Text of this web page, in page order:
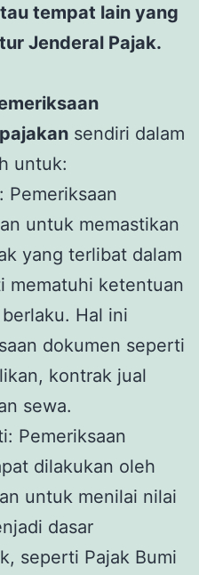
tempat lain yang
Jenderal Pajak.
sendiri dalam
untuk:
Pemeriksaan
untuk memastikan
yang terlibat dalam
mematuhi ketentuan
Hal ini
dokumen seperti
kontrak jual
sewa.
Pemeriksaan
dilakukan oleh
untuk menilai nilai
dasar
seperti Pajak Bumi